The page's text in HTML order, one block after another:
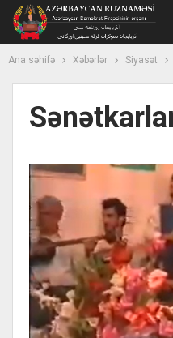
Ana səhifə Xəbərlər Siyasət